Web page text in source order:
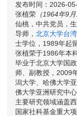
发布时间：2026-
张植荣 （1964年9
仙桃，中共党员，
导师， 北京大学台
士学位，1989年起
张植荣于1986年本
毕业于北京大学国
师、副教授，2009
潟大学、哈佛大学
佛大学亚洲研究中
主要研究领域涵盖西
国家社科基金重大